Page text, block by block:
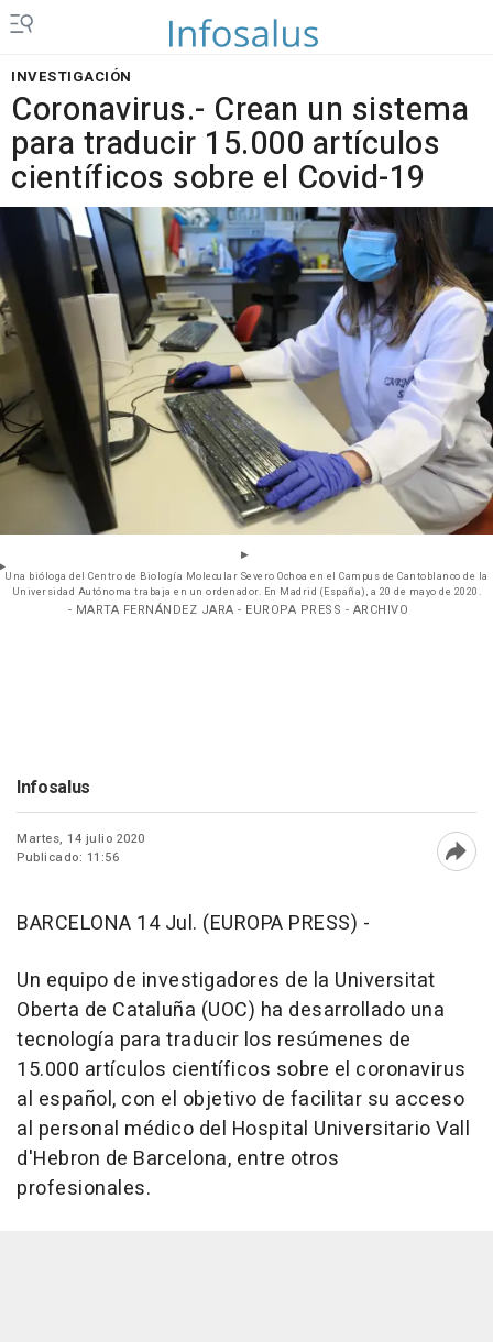
INVESTIGACIÓN
Coronavirus.- Crean un sistema
para traducir 15.000 artículos
científicos sobre el Covid-19
Una bióloga del Centro de Biología Molecular Severo Ochoa en el Campus de Cantoblanco de la
Universidad Autónoma trabaja en un ordenador. En Madrid (España), a 20 de mayo de 2020.
- MARTA FERNÁNDEZ JARA - EUROPA PRESS - ARCHIVO
Infosalus
Martes, 14 julio 2020
Publicado: 11:56
BARCELONA 14 Jul. (EUROPA PRESS) -
Un equipo de investigadores de la Universitat
Oberta de Cataluña (UOC) ha desarrollado una
tecnología para traducir los resúmenes de
15.000 artículos científicos sobre el coronavirus
al español, con el objetivo de facilitar su acceso
al personal médico del Hospital Universitario Vall
d'Hebron de Barcelona, entre otros
profesionales.